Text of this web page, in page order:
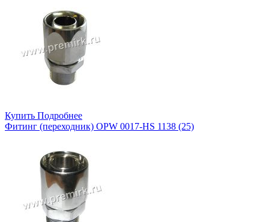
Купить Подробнее
Фитинг (переходник) OPW 0017-HS 1138 (25)